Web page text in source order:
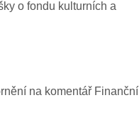
o fondu kulturních a
na komentář Finanční